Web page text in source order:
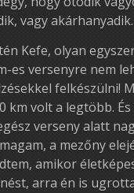
vagy akárhanyadik.
Kefe, olyan
es versenyre nem
felkészülni!
km volt a legtöbb.
verseny alatt
a mezőny
amikor
arra én is